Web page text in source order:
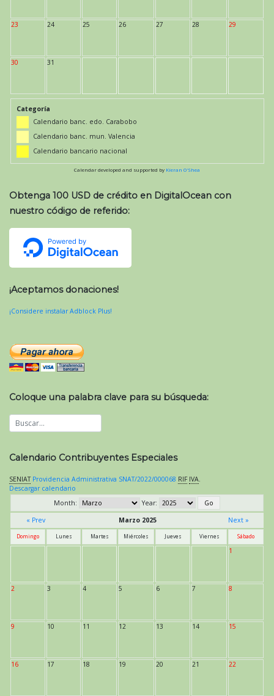
23 24 25 26 27 28 29
30 31
Categoría
Calendario banc. edo. Carabobo
Calendario banc. mun. Valencia
Calendario bancario nacional
Calendar developed and supported by Kieran O'Shea
Obtenga 100 USD de crédito en DigitalOcean con
nuestro código de referido:
¡Aceptamos donaciones!
¡Considere instalar Adblock Plus!
Coloque una palabra clave para su búsqueda:
Calendario Contribuyentes Especiales
SENIAT Providencia Administrativa SNAT/2022/000068 RIF IVA.
Descargar calendario
Month:
Year:
« Prev
Marzo 2025 Next »
Domingo Lunes Martes Miércoles Jueves Viernes Sábado
1
2 3 4 5 6 7 8
9 10 11 12 13 14 15
16 17 18 19 20 21 22